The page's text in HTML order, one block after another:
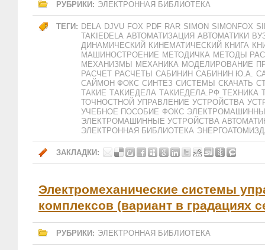
РУБРИКИ: ЭЛЕКТРОННАЯ БИБЛИОТЕКА
ТЕГИ: DELA DJVU FOX PDF RAR SIMON SIMONFOX
TAKIEDELA АВТОМАТИЗАЦИЯ АВТОМАТИКИ
ДИНАМИЧЕСКИЙ КИНЕМАТИЧЕСКИЙ КНИГА
МАШИНОСТРОЕНИЕ МЕТОДИЧКА МЕТОДЫ
МЕХАНИЗМЫ
МЕХАНИКА МОДЕЛИРОВАНИЕ
РАСЧЕТ РАСЧЕТЫ САБИНИН САБИНИН Ю.А.
САЙМОН ФОКС СИНТЕЗ СИСТЕМЫ СКАЧАТЬ
ТАКИЕ ТАКИЕДЕЛА ТАКИЕДЕЛА.РФ ТЕХНИКА
ТОЧНОСТНОЙ УПРАВЛЕНИЕ УСТРОЙСТВА
УЧЕБНОЕ ПОСОБИЕ ФОКС
ЭЛЕКТРОМАШИННЫЕ УСТРОЙСТВА
ЭЛЕКТРОННАЯ БИБЛИОТЕКА
ЗАКЛАДКИ:
Электромеханические системы
комплексов (вариант в градациях
РУБРИКИ: ЭЛЕКТРОННАЯ БИБЛИОТЕКА